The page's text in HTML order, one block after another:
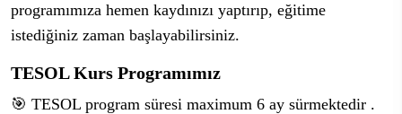
programımıza hemen kaydınızı yaptırıp, eğitime
istediğiniz zaman başlayabilirsiniz.
TESOL Kurs Programımız
🎯 TESOL program süresi maximum 6 ay sürmektedir .